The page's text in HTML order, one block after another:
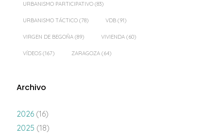
URBANISMO PARTICIPATIVO (83)
URBANISMO TÁCTICO (78) VDB (91)
VIRGEN DE BEGOÑA (89) VIVIENDA (60)
VÍDEOS (167) ZARAGOZA (64)
Archivo
2026 (16)
2025 (18)